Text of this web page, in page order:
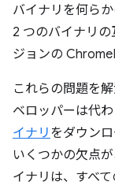
バイナリを何ら
2 つのバイナリ
ジョンの
これらの問題を
ベロッパーは代
イナリ をダウン
いくつかの欠点
イナリは、すべ